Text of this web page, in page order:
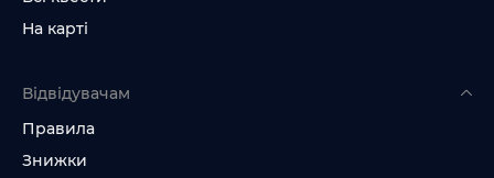
На карті
Відвідувачам
Правила
Знижки